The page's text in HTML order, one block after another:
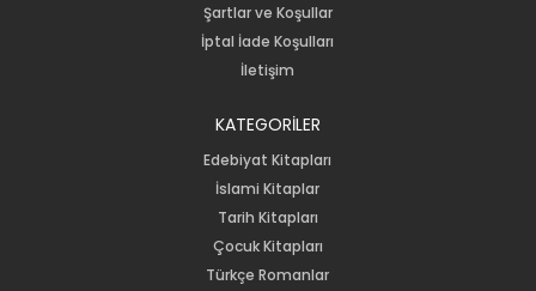
Şartlar ve Koşullar
İptal İade Koşulları
İletişim
KATEGORİLER
Edebiyat Kitapları
İslami Kitaplar
Tarih Kitapları
Çocuk Kitapları
Türkçe Romanlar